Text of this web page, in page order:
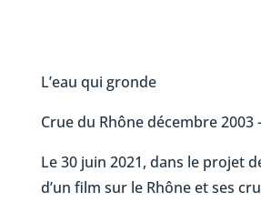
L’eau qui gronde
Crue du Rhône décembre 2003
Le 30 juin 2021, dans le projet
d’un film sur le Rhône et ses